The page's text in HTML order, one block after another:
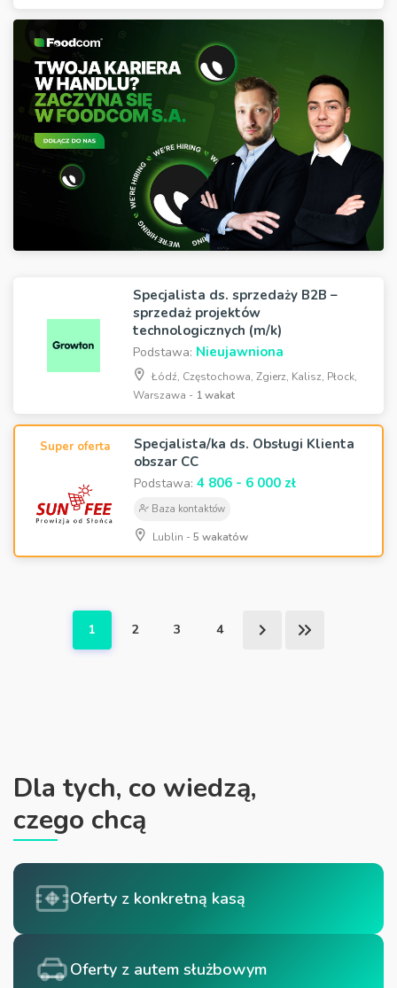
Specjalista ds. sprzedaży B2B –
sprzedaż projektów
technologicznych (m/k)
Podstawa: Nieujawniona
Łódź, Częstochowa, Zgierz, Kalisz, Płock,
Warszawa - 1 wakat
Super oferta
Specjalista/ka ds. Obsługi Klienta
obszar CC
Podstawa: 4 806 - 6 000 zł
Baza kontaktów
Lublin -5 wakatów
1 2 3 4
Dla tych, co wiedzą,
czego chcą
Oferty z konkretną kasą
Oferty z autem służbowym